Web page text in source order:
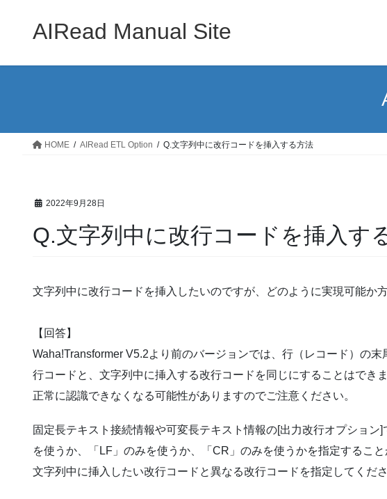
AIRead Manual Site
HOME AIRead ETL Option Q.文字列中に改行コードを挿入する方法
2022年9月28日
Q.文字列中に改行コードを挿入す
文字列中に改行コードを挿入したいのですが、どのように実現可能か
【回答】
Waha!Transformer V5.2より前のバージョンでは、行（レコード）の末
行コードと、文字列中に挿入する改行コードを同じにすることはでき
正常に認識できなくなる可能性がありますのでご注意ください。
固定長テキスト接続情報や可変長テキスト情報の[出力改行オプション]
を使うか、「LF」のみを使うか、「CR」のみを使うかを指定すること
文字列中に挿入したい改行コードと異なる改行コードを指定してくださ